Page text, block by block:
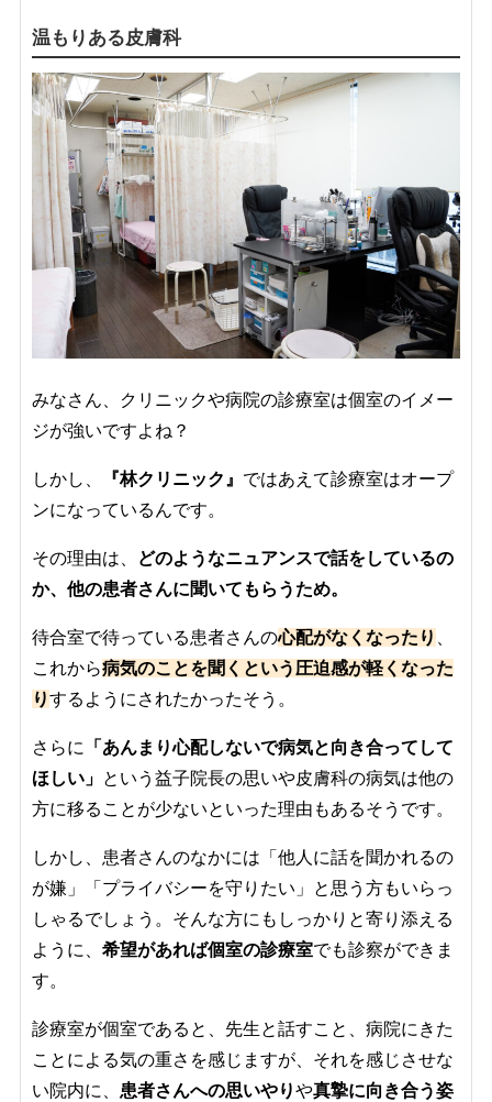
温もりある皮膚科
みなさん、クリニックや病院の診療室は個室のイメー
ジが強いですよね？
しかし、 『林クリニック』 ではあえて診療室はオープ
ンになっているんです。
その理由は、
どのようなニュアンスで話をしているの
か、他の患者さんに聞いてもらうため。
待合室で待っている患者さんの心配がなくなったり
これから病気のことを聞くという圧迫感が軽くなった
りするようにされたかったそう。
さらに
「あんまり心配しないで病気と向き合ってして
ほしい」 という益子院長の思いや皮膚科の病気は他の
方に移ることが少ないといった理由もあるそうです。
しかし、患者さんのなかには「他人に話を聞かれるの
が嫌」「プライバシーを守りたい」と思う方もいらっ
しゃるでしょう。そんな方にもしっかりと寄り添える
ように、 希望があれば個室の診療室でも診察ができま
す。
診療室が個室であると、先生と話すこと、病院にきた
ことによる気の重さを感じますが、それを感じさせな
い院内に、 患者さんへの思いやりや真摯に向き合う姿